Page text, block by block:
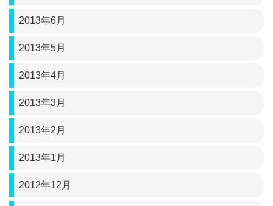
2013年6月
2013年5月
2013年4月
2013年3月
2013年2月
2013年1月
2012年12月